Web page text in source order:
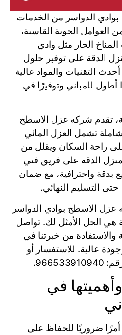
الدواسر من الخدمات
العوامل الجوية القاسية،
الحار مثل وادي
الدقة على توفير حلول
التقنيات والمواد عالية
للمباني وتوفيرًا في
تقدم شركه عزل الاسطح
تشمل العزل المائي
راحة السكان ويقلل من
منزل الدقة على فريق فني
بدقة واحترافية، مع ضمان
التسليم النهائي.
الاسطح بوادي الدواسر
هي الحل الأمثل لك. تواصل
والاستفادة من خبرتنا في
عالية. للاستفسار أو
في
ضروريًا للحفاظ على